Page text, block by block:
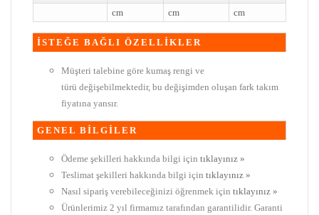
cm
cm cm
İSTEĞE BAĞLI ÖZELLİKLER
Müşteri talebine göre kumaş rengi ve
türü değişebilmektedir, bu değişimden oluşan fark takım
fiyatına yansır.
GENEL BİLGİLER
Ödeme şekilleri hakkında bilgi için tıklayınız »
Teslimat şekilleri hakkında bilgi için tıklayınız »
Nasıl sipariş verebileceğinizi öğrenmek için tıklayınız »
Ürünlerimiz 2 yıl firmamız tarafından garantilidir. Garanti